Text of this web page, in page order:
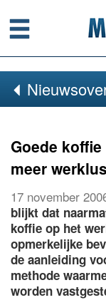
Menu
Goede
meer
17 november
blijkt dat
koffie op het
opmerkelijke
de aanleiding
methode
worden